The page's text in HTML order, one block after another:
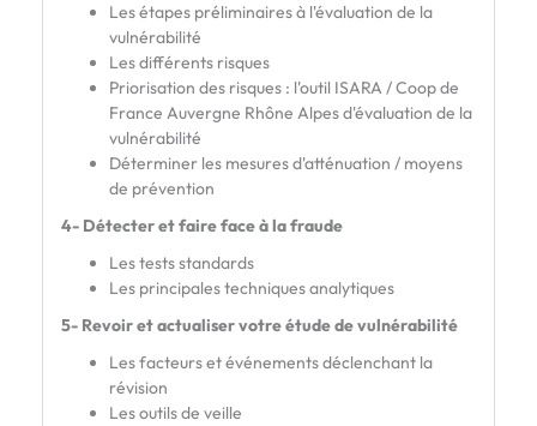
Les étapes préliminaires à l'évaluation de la
vulnérabilité
Les différents risques
Priorisation des risques : l'outil ISARA / Coop de
France Auvergne Rhône Alpes d'évaluation de la
vulnérabilité
Déterminer les mesures d'atténuation / moyens
de prévention
4- Détecteret faire face à la fraude
Les tests standards
Les principales techniques analytiques
5- Revoir et actualiser votre étude de vulnérabilité
Les facteurs et événements déclenchant la
révision
Les outils de veille